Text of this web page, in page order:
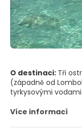
O destinaci: Tři
(západně od
tyrkysovými
potápěči,
místa k odpočinku.
Více informací